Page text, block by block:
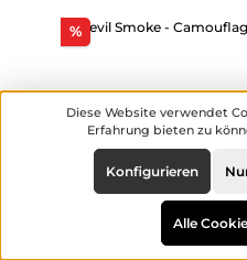
%Rabatt
Diese Website verwendet
Erfahrung bieten zu
Konfigurieren
Alle